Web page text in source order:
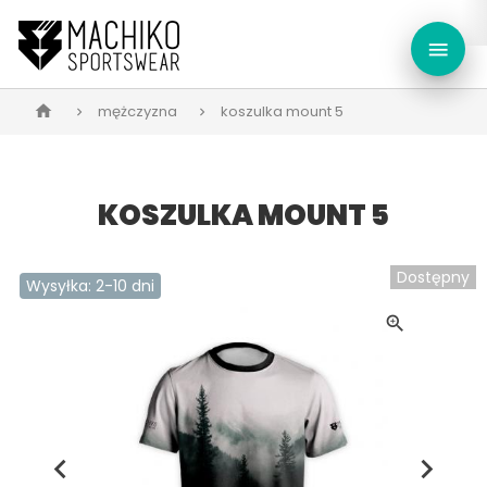
menu
home mężczyzna koszulka mount 5
KOSZULKA MOUNT 5
Wysyłka: 2-10 dni Dostępny